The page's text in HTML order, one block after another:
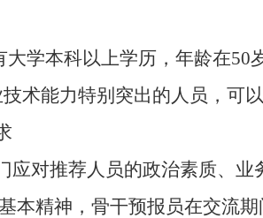
大学本科以上学历，年龄在50
术能力特别突出的人员，可
应对推荐人员的政治素质、
本精神，骨干预报员在交流